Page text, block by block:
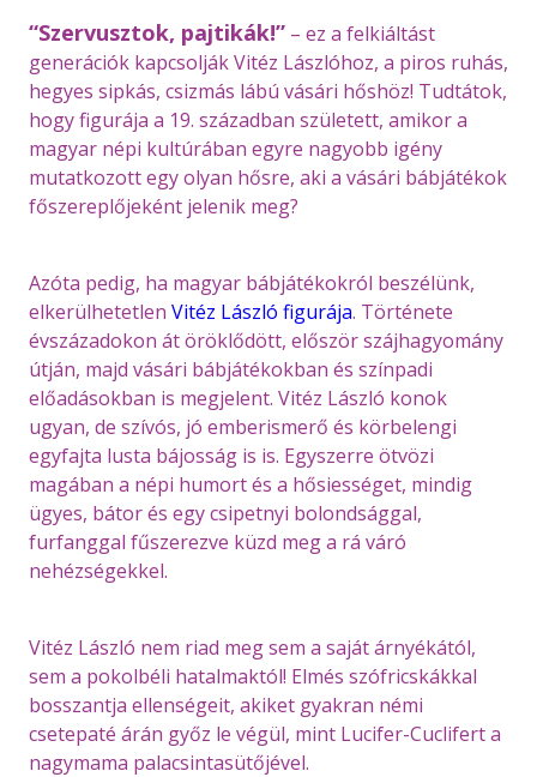
“Szervusztok, pajtikák!” – ez a felkiáltást
generációk kapcsolják Vitéz Lászlóhoz, a piros ruhás,
hegyes sipkás, csizmás lábú vásári hőshöz! Tudtátok,
hogy figurája a 19. században született, amikor a
magyar népi kultúrában egyre nagyobb igény
mutatkozott egy olyan hősre, aki a vásári bábjátékok
főszereplőjeként jelenik meg?
Azóta pedig, ha magyar bábjátékokról beszélünk,
elkerülhetetlen Vitéz László figurája. Története
évszázadokon át öröklődött, először szájhagyomány
útján, majd vásári bábjátékokban és színpadi
előadásokban is megjelent. Vitéz László konok
ugyan, de szívós, jó emberismerő és körbelengi
egyfajta lusta bájosság is is. Egyszerre ötvözi
magában a népi humort és a hősiességet, mindig
ügyes, bátor és egy csipetnyi bolondsággal,
furfanggal fűszerezve küzd meg a rá váró
nehézségekkel.
Vitéz László nem riad meg sem a saját árnyékától,
sem a pokolbéli hatalmaktól! Elmés szófricskákkal
bosszantja ellenségeit, akiket gyakran némi
csetepaté árán győz le végül, mint Lucifer-Cuclifert a
nagymama palacsintasütőjével.